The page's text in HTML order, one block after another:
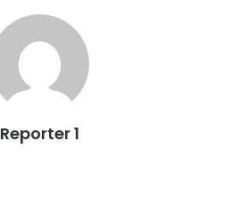
Reporter 1